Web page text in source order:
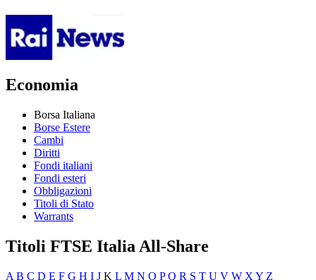
Economia
Borsa Italiana
Borse Estere
Cambi
Diritti
Fondi italiani
Fondi esteri
Obbligazioni
Titoli di Stato
Warrants
Titoli FTSE Italia All-Share
A B C D E F G H I J K L M N O P Q R S T U V W X Y Z